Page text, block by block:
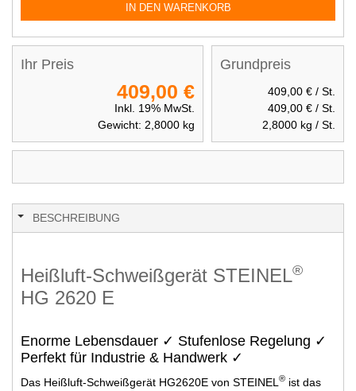
IN DEN WARENKORB
Grundpreis
409,00 €/ St.
409,00 €/ St.
2,8000 kg / St.
Ihr Preis
409,00 €
Inkl. 19% MwSt.
Gewicht: 2,8000kg
BESCHREIBUNG
Heißluft-Schweißgerät STEINEL®
HG 2620 E
Enorme Lebensdauer ✓ Stufenlose Regelung ✓
Perfekt für Industrie & Handwerk ✓
Das Heißluft-Schweißgerät HG2620E von STEINEL ® ist das